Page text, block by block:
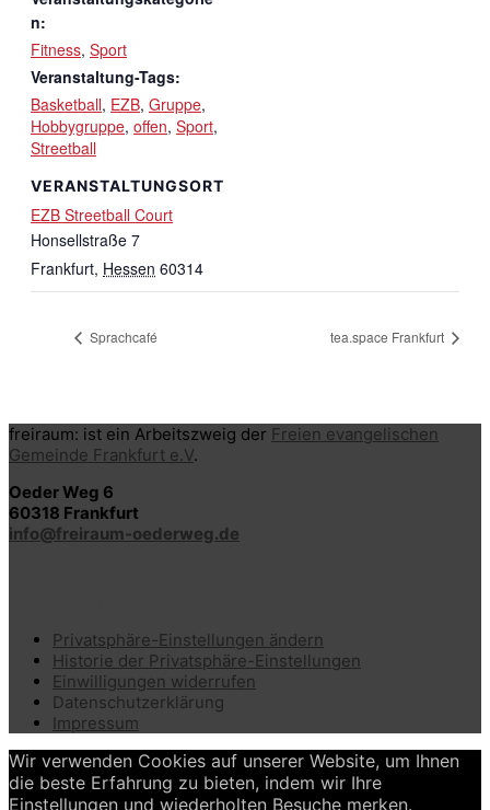
n:
Fitness, Sport
Veranstaltung-Tags:
Basketball, EZB, Gruppe,
Hobbygruppe, offen, Sport,
Streetball
VERANSTALTUNGSORT
EZB Streetball Court
Honsellstraße 7
Frankfurt, Hessen 60314
Sprachcafé tea.space Frankfurt
freiraum: ist ein Arbeitszweig der Freien evangelischen
Gemeinde Frankfurt e.V.
Oeder Weg 6
60318 Frankfurt
info@freiraum-oederweg.de
Privatsphäre-Einstellungen ändern
Historie der Privatsphäre-Einstellungen
Einwilligungen widerrufen
Datenschutzerklärung
Impressum
Wir verwenden Cookies auf unserer Website, um Ihnen
die beste Erfahrung zu bieten, indem wir Ihre
Einstellungen und wiederholten Besuche merken.